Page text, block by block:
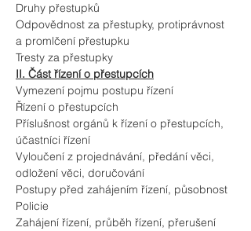
Druhy přestupků
Odpovědnost za přestupky, protiprávnost
a promlčení přestupku
Tresty za přestupky
II. Část řízení o přestupcích
Vymezení pojmu postupu řízení
Řízení o přestupcích
Příslušnost orgánů k řízení o přestupcích,
účastníci řízení
Vyloučení z projednávání, předání věci,
odložení věci, doručování
Postupy před zahájením řízení, působnost
Policie
Zahájení řízení, průběh řízení, přerušení